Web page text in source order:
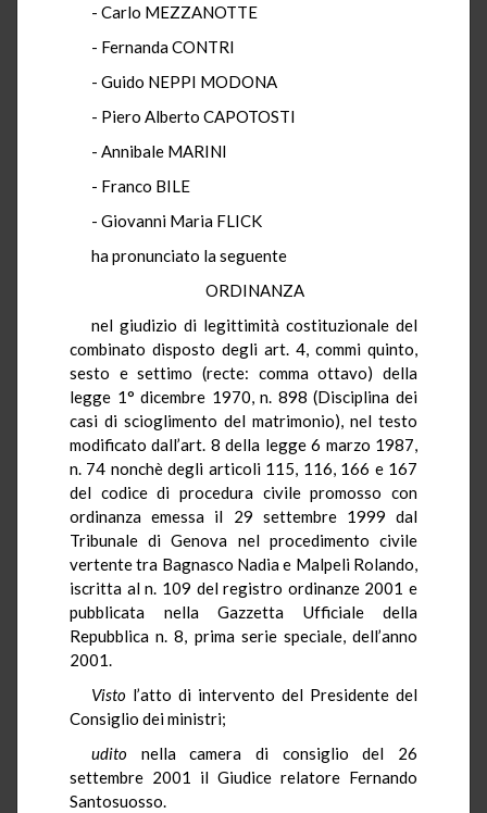
- Carlo MEZZANOTTE
- Fernanda CONTRI
- Guido NEPPI MODONA
- Piero Alberto CAPOTOSTI
- Annibale MARINI
- Franco BILE
- Giovanni Maria FLICK
ha pronunciato la seguente
ORDINANZA
nel giudizio di legittimità costituzionale del
combinato disposto degli art. 4, commi quinto,
sesto e settimo (recte: comma ottavo) della
legge 1° dicembre 1970, n. 898 (Disciplina dei
casi di scioglimento del matrimonio), nel testo
modificato dall’art. 8 della legge 6 marzo 1987,
n. 74 nonchè degli articoli 115, 116, 166 e 167
del codice di procedura civile promosso con
ordinanza emessa il 29 settembre 1999 dal
Tribunale di Genova nel procedimento civile
vertente tra Bagnasco Nadia e Malpeli Rolando,
iscritta al n. 109 del registro ordinanze 2001 e
pubblicata nella Gazzetta Ufficiale della
Repubblica n. 8, prima serie speciale, dell’anno
2001.
Visto l’atto di intervento del Presidente del
Consiglio dei ministri;
udito nella camera di consiglio del 26
settembre 2001 il Giudice relatore Fernando
Santosuosso.